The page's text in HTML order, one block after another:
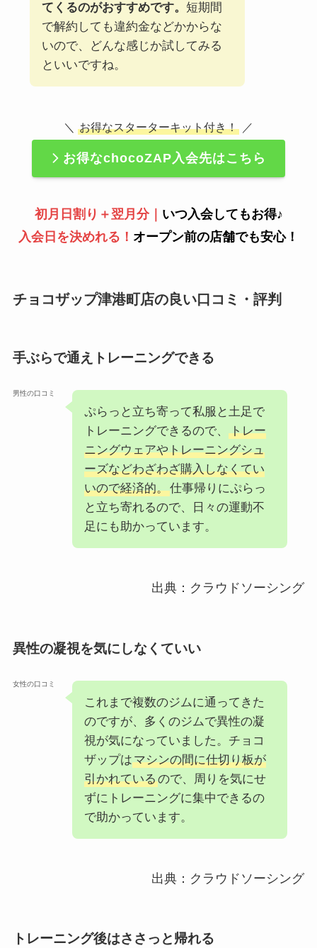
てくるのがおすすめです。 短期間
で解約しても違約金などかからな
いので、どんな感じか試してみる
といいですね。
＼ お得なスターターキット付き！ ／
お得なchocoZAP入会先はこちら
初月日割り＋翌月分｜ いつ入会してもお得♪
入会日を決めれる！ オープン前の店舗でも安心！
チョコザップ津港町店の良い口コミ・評判
手ぶらで通えトレーニングできる
男性の口コミ
ぷらっと立ち寄って私服と土足で
トレーニングできるので、
トレー
ニングウェアやトレーニングシュ
ーズなどわざわざ購入しなくてい
いので経済的。仕事帰りにぷらっ
と立ち寄れるので、日々の運動不
足にも助かっています。
出典：クラウドソーシング
異性の凝視を気にしなくていい
女性の口コミ
これまで複数のジムに通ってきた
のですが、多くのジムで異性の凝
視が気になっていました。チョコ
ザップはマシンの間に仕切り板が
引かれているので、周りを気にせ
ずにトレーニングに集中できるの
で助かっています。
出典：クラウドソーシング
トレーニング後はささっと帰れる